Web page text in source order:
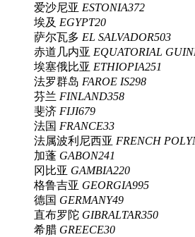
爱沙尼亚 ESTONIA372
埃及 EGYPT20
萨尔瓦多 EL SALVADOR503
赤道几内亚 EQUATORIAL
埃塞俄比亚 ETHIOPIA251
法罗群岛 FAROE IS298
芬兰 FINLAND358
斐济 FIJI679
法国 FRANCE33
法属波利尼西亚 FRENCH
加蓬 GABON241
冈比亚 GAMBIA220
格鲁吉亚 GEORGIA995
德国 GERMANY49
直布罗陀 GIBRALTAR350
希腊 GREECE30